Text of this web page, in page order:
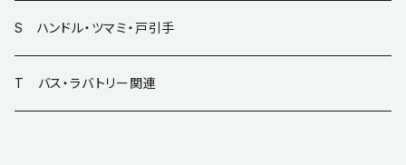
S ハンドル・ツマミ・戸引手
T バス・ラバトリー関連